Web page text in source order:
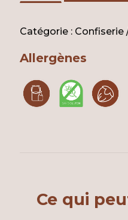
Catégorie : Confiserie
Allergènes
Ce qui